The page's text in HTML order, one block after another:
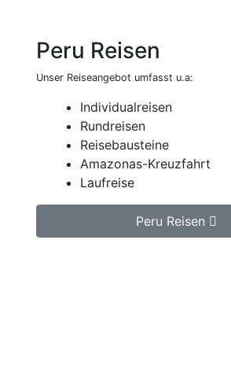
Peru Reisen
Unser Reiseangebot umfasst u.a:
Individualreisen
Rundreisen
Reisebausteine
Amazonas-Kreuzfahrt
Laufreise
Peru Reisen